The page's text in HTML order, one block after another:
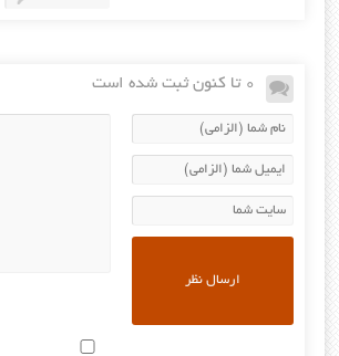
0 تا کنون ثبت شده است